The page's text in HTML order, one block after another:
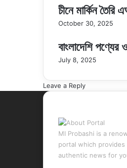
চীনে মার্কিন
October 30, 2025
বাংলাদেশি
July 8, 2025
Leave a Reply
MI Probashi is a
portal which provides
authentic news for